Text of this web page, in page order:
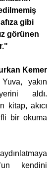
gibi
görünen
Kemer
yakın
aldı.
kitap, akıcı
bir okuma
kendini